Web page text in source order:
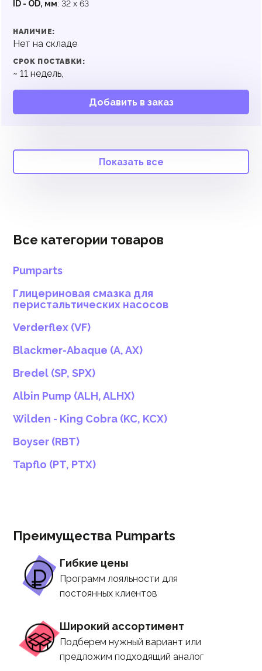
ID - OD, мм: 32 x 63
НАЛИЧИЕ:
Нет на складе
СРОК ПОСТАВКИ:
~ 11 недель,
Добавить в заказ
Показать все
Все категории товаров
Pumparts
Глицериновая смазка для
перистальтических насосов
Verderflex (VF)
Blackmer-Abaque (A, AX)
Bredel (SP, SPX)
Albin Pump (ALH, ALHX)
Wilden - King Cobra (KC, KCX)
Boyser (RBT)
Tapflo (PT, PTX)
Преимущества Pumparts
Гибкие цены
Программ лояльности для
постоянных клиентов
Широкий ассортимент
Подберем нужный вариант или
предложим подходящий аналог